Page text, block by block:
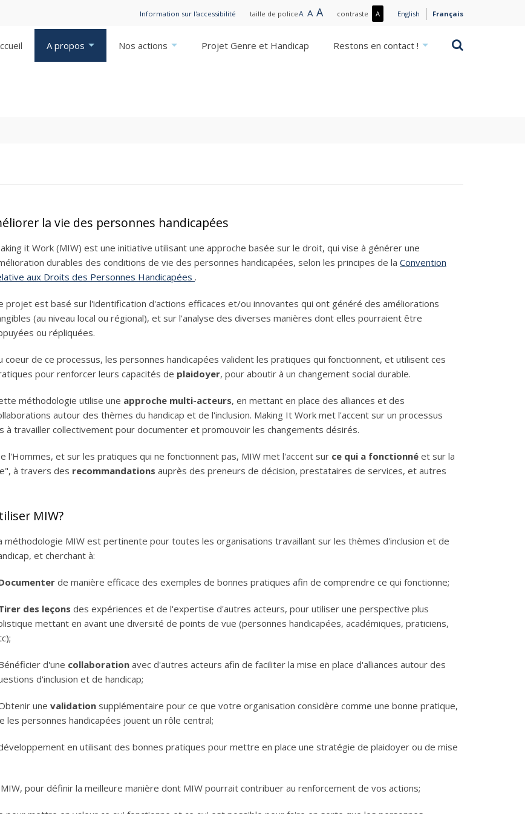
Information sur l'accessibilité taille de policeA Small
ANormal
ALargecontraste APlus
/
English Français
Rechercher
A propos Nos actions Projet Genre et Handicap Restons en contact !
la vie des personnes handicapées
it Work (MIW) est une initiative utilisant une approche basée sur le droit, qui vise à générer une
durables des conditions de vie des personnes handicapées, selon les principes de la Convention
aux Droits des Personnes Handicapées .
projet est basé sur l'identification d'actions efficaces et/ou innovantes qui ont généré des améliorations
(au niveau local ou régional), et sur l'analyse des diverses manières dont elles pourraient être
ou répliquées.
coeur de ce processus, les personnes handicapées valident les pratiques qui fonctionnent, et utilisent ces
pour renforcer leurs capacités de plaidoyer, pour aboutir à un changement social durable.
méthodologie utilise une approche multi-acteurs, en mettant en place des alliances et des
autour des thèmes du handicap et de l'inclusion. Making It Work met l'accent sur un processus
à travailler collectivement pour documenter et promouvoir les changements désirés.
l'Hommes, et sur les pratiques qui ne fonctionnent pas, MIW met l'accent sur ce qui a fonctionné et sur la
à travers des recommandations auprès des preneurs de décision, prestataires de services, et autres
MIW?
méthodologie MIW est pertinente pour toutes les organisations travaillant sur les thèmes d'inclusion et de
et cherchant à:
de manière efficace des exemples de bonnes pratiques afin de comprendre ce qui fonctionne;
des leçons des expériences et de l'expertise d'autres acteurs, pour utiliser une perspective plus
mettant en avant une diversité de points de vue (personnes handicapées, académiques, praticiens,
d'une collaboration avec d'autres acteurs afin de faciliter la mise en place d'alliances autour des
d'inclusion et de handicap;
une validation supplémentaire pour ce que votre organisation considère comme une bonne pratique,
personnes handicapées jouent un rôle central;
en utilisant des bonnes pratiques pour mettre en place une stratégie de plaidoyer ou de mise
pour définir la meilleure manière dont MIW pourrait contribuer au renforcement de vos actions;